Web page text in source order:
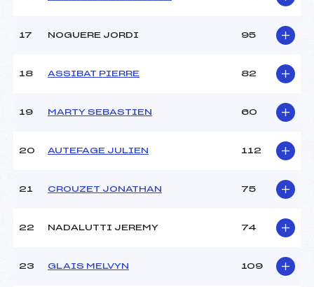
17 NOGUERE JORDI 95
18 ASSIBAT PIERRE 82
19 MARTY SEBASTIEN 60
20 AUTEFAGE JULIEN 112
21 CROUZET JONATHAN 75
22 NADALUTTI JEREMY 74
23 GLAIS MELVYN 109